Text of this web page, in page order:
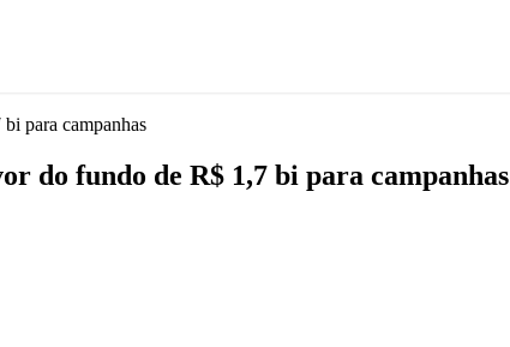
para campanhas
do fundo de R$ 1,7 bi para campanhas